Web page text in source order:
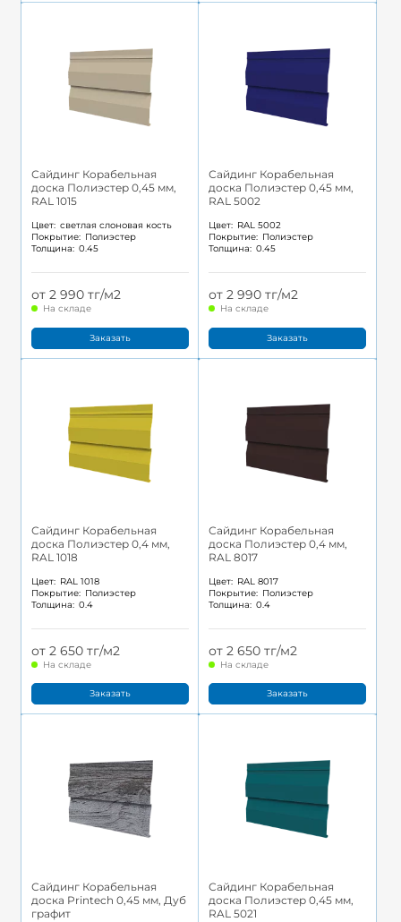
Сайдинг Корабельная
доска Полиэстер 0,45 мм,
RAL 1015
Цвет: светлая слоновая кость
Покрытие: Полиэстер
Толщина: 0.45
от 2 990 тг/м2
На складе
Заказать
Сайдинг Корабельная
доска Полиэстер 0,45 мм,
RAL 5002
Цвет: RAL 5002
Покрытие: Полиэстер
Толщина: 0.45
от 2 990 тг/м2
На складе
Заказать
Сайдинг Корабельная
доска Полиэстер 0,4 мм,
RAL 1018
Цвет: RAL 1018
Покрытие: Полиэстер
Толщина: 0.4
от 2 650 тг/м2
На складе
Заказать
Сайдинг Корабельная
доска Полиэстер 0,4 мм,
RAL 8017
Цвет: RAL 8017
Покрытие: Полиэстер
Толщина: 0.4
от 2 650 тг/м2
На складе
Заказать
Сайдинг Корабельная
доска Printech 0,45 мм, Дуб
графит
Сайдинг Корабельная
доска Полиэстер 0,45 мм,
RAL 5021